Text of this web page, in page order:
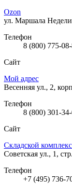
Ozon
ул. Маршала
Телефон
8 (800) 775-
Сайт
Мой адрес
Весенняя ул., 2,
Телефон
8 (800) 301-
Сайт
Складской
Советская ул., 1,
Телефон
+7 (495) 736-